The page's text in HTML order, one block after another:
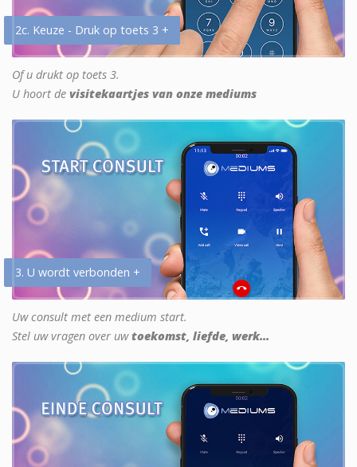
2c. Keuze - Druk op toets 3 +
Of u drukt op toets 3.
U hoort de visitekaartjes van onze mediums
3. U wordt verbonden +
Uw consult met een medium start.
Stel uw vragen over uwtoekomst, liefde, werk...